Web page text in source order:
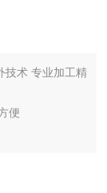
技术 专业加工精
便